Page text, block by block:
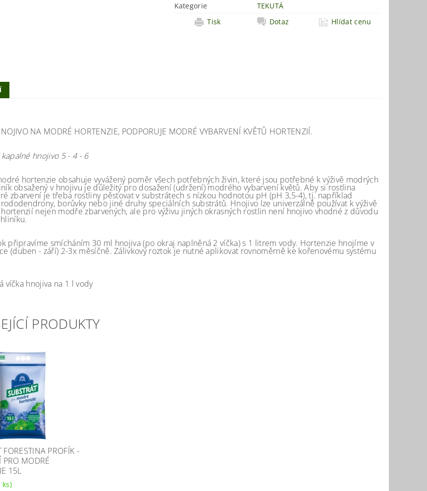
Kategorie
TEKUTÁ
Tisk
Dotaz Hlídat cenu
NA MODRÉ HORTENZIE, PODPORUJE MODRÉ VYBARVENÍ KVĚTŮ HORTENZIÍ.
hnojivo 5 - 4 - 6
hortenzie obsahuje vyvážený poměr všech potřebných živin, které jsou potřebné k výživě modrých
obsažený v hnojivu je důležitý pro dosažení (udržení) modrého vybarvení květů. Aby si rostlina
zbarvení je třeba rostliny pěstovat v substrátech s nízkou hodnotou pH (pH 3,5-4), tj. například
borůvky nebo jiné druhy speciálních substrátů. Hnojivo lze univerzálně používat k výživě
nejen modře zbarvených, ale pro výživu jiných okrasných rostlin není hnojivo vhodné z důvodu
připravíme smícháním 30 ml hnojiva (po okraj naplněná 2 víčka) s 1 litrem vody. Hortenzie hnojíme v
(duben - září) 2-3x měsíčně. Zálivkový roztok je nutné aplikovat rovnoměrně ke kořenovému systému
víčka hnojiva na 1 l vody
PRODUKTY
FORESTINA PROFÍK -
PRO MODRÉ
15L
ks)